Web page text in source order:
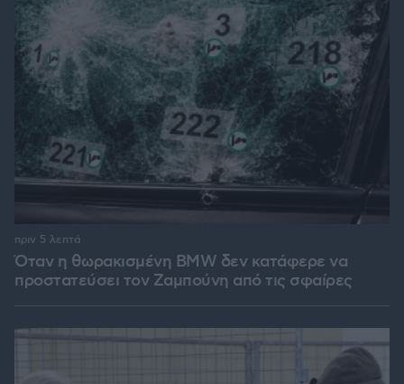
Όταν η θωρακισμένη BMW δεν κατάφερε να
προστατεύσει τον Ζαμπούνη από τις σφαίρες
πριν 5 λεπτά